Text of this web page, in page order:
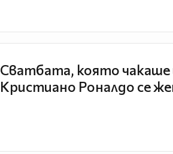
Сватбата, която чакаше
Кристиано Роналдо се